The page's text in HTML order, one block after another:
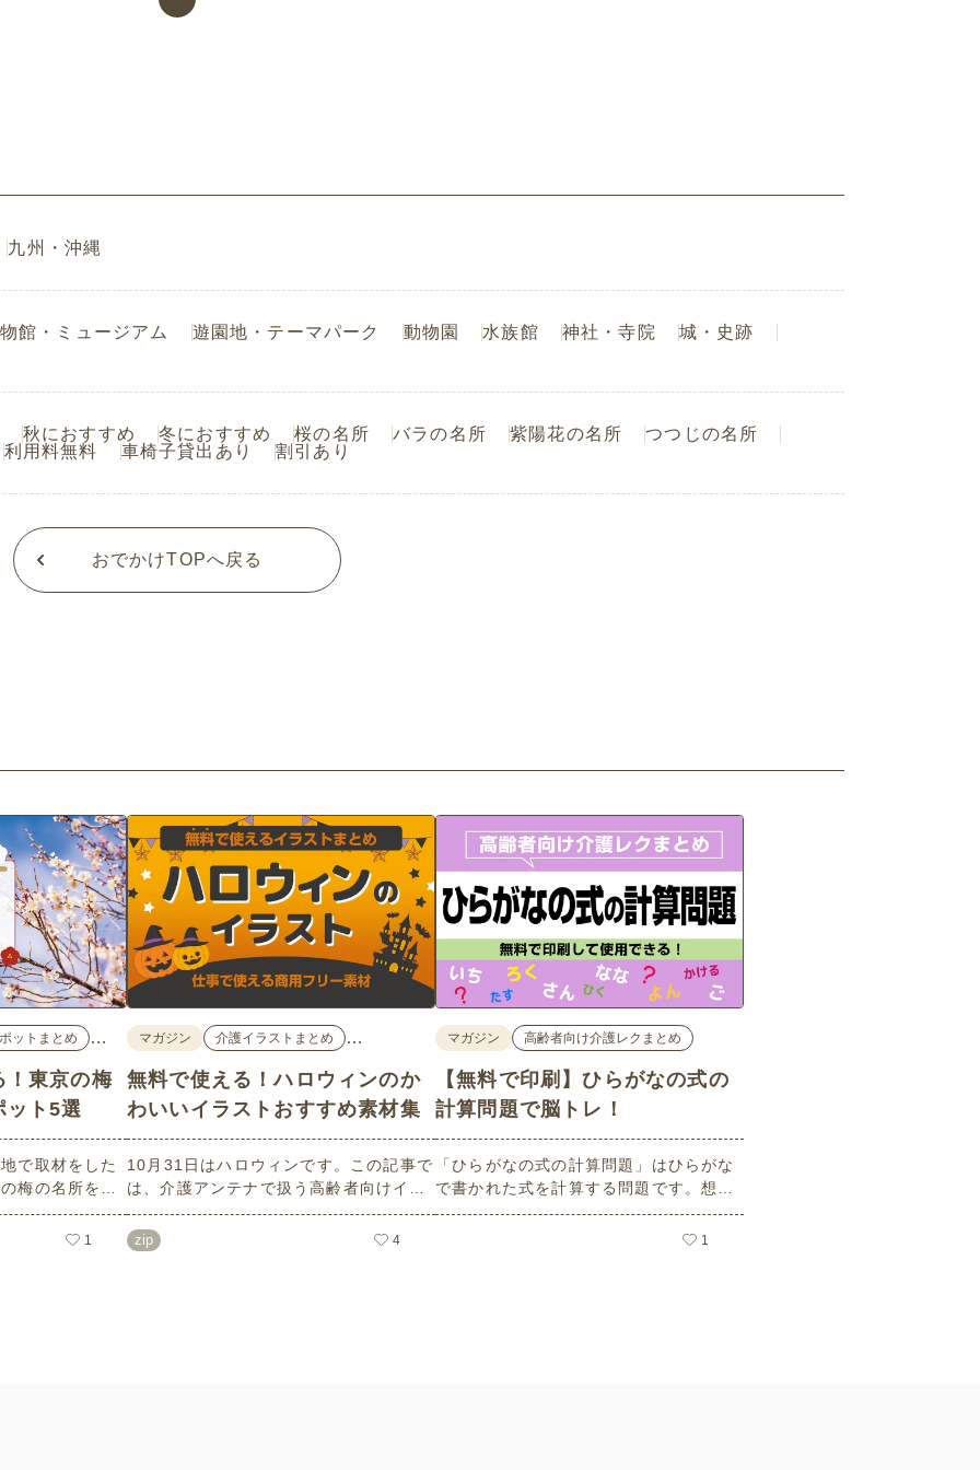
九州・沖縄
館・ミュージアム 遊園地・テーマパーク 動物園 水族館 神社・寺院 城・史跡
秋におすすめ 冬におすすめ 桜の名所 バラの名所 紫陽花の名所
つつじの名所
利用料無料
車椅子貸出あり 割引あり
おでかけTOPへ戻る
ットまとめ …
！東京の梅
ット5選
で取材をした
梅の名所を５
もちろんのこ
ついても紹介
1
マガジン 介護イラストまとめ …
無料で使える！ハロウィンのか
わいいイラストおすすめ素材集
10月31日はハロウィンです。この記事で
は、介護アンテナで扱う高齢者向けイラ
スト素材から、ハロウィンにちなんだお
ばけやかぼちゃなどの素材をご紹介しま
す。いずれも万人受けするデザインで背
zip 4
マガジン 高齢者向け介護レクまとめ
【無料で印刷】ひらがなの式の
計算問題で脳トレ！
「ひらがなの式の計算問題」はひらがな
で書かれた式を計算する問題です。想像
力やワーキングメモリのトレーニングと
しても活用できる脳トレ問題です。こち
1